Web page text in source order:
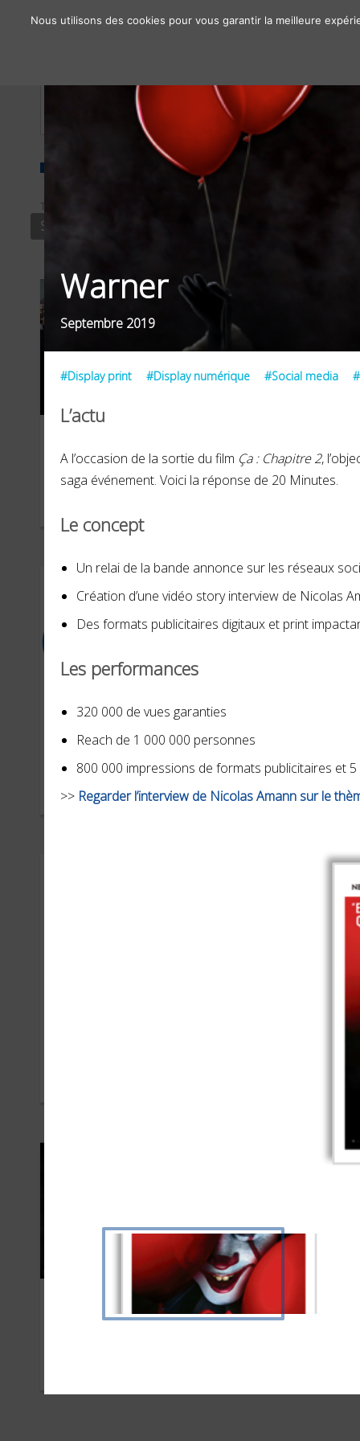
À propos Chiffres clés Nos solutions
TYPE
SOCIAL MEDIA
FILTRER PAR
SECTEURS D'ACTIVITÉS
NOVEMBRE 2021
Warner
Septembre 2019
#Display print #Display numérique #Social media
L’actu
A l’occasion de la sortie du film Ça : Chapitre 2,
saga événement. Voici la réponse de 20 Minutes.
Le concept
Un relai de la bande annonce sur les réseaux
Création d’une vidéo story interview de Nicolas
Des formats publicitaires digitaux et print
Les performances
320 000 de vues garanties
Reach de 1 000 000 personnes
800 000 impressions de formats publicitaires et
>> Regarder l’interview de Nicolas Amann sur le
Nous utilisons des cookies pour vous garantir la meilleure